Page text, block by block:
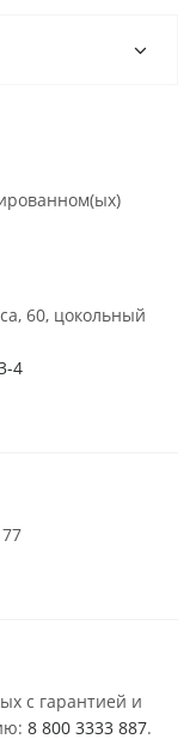
60, цокольный
4
с гарантией и
8 800 3333 887.